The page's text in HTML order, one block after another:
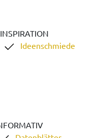
INSPIRATION
Ideenschmiede